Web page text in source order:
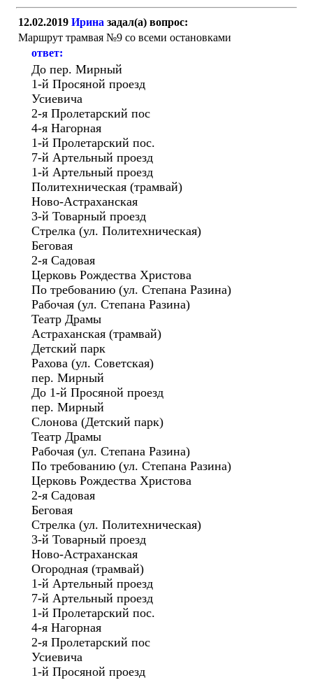
12.02.2019 Ирина задал(а) вопрос:
Маршрут трамвая №9 со всеми остановками
ответ:
До пер. Мирный
1-й Просяной проезд
Усиевича
2-я Пролетарский пос
4-я Нагорная
1-й Пролетарский пос.
7-й Артельный проезд
1-й Артельный проезд
Политехническая (трамвай)
Ново-Астраханская
3-й Товарный проезд
Стрелка (ул. Политехническая)
Беговая
2-я Садовая
Церковь Рождества Христова
По требованию (ул. Степана Разина)
Рабочая (ул. Степана Разина)
Театр Драмы
Астраханская (трамвай)
Детский парк
Рахова (ул. Советская)
пер. Мирный
До 1-й Просяной проезд
пер. Мирный
Слонова (Детский парк)
Театр Драмы
Рабочая (ул. Степана Разина)
По требованию (ул. Степана Разина)
Церковь Рождества Христова
2-я Садовая
Беговая
Стрелка (ул. Политехническая)
3-й Товарный проезд
Ново-Астраханская
Огородная (трамвай)
1-й Артельный проезд
7-й Артельный проезд
1-й Пролетарский пос.
4-я Нагорная
2-я Пролетарский пос
Усиевича
1-й Просяной проезд